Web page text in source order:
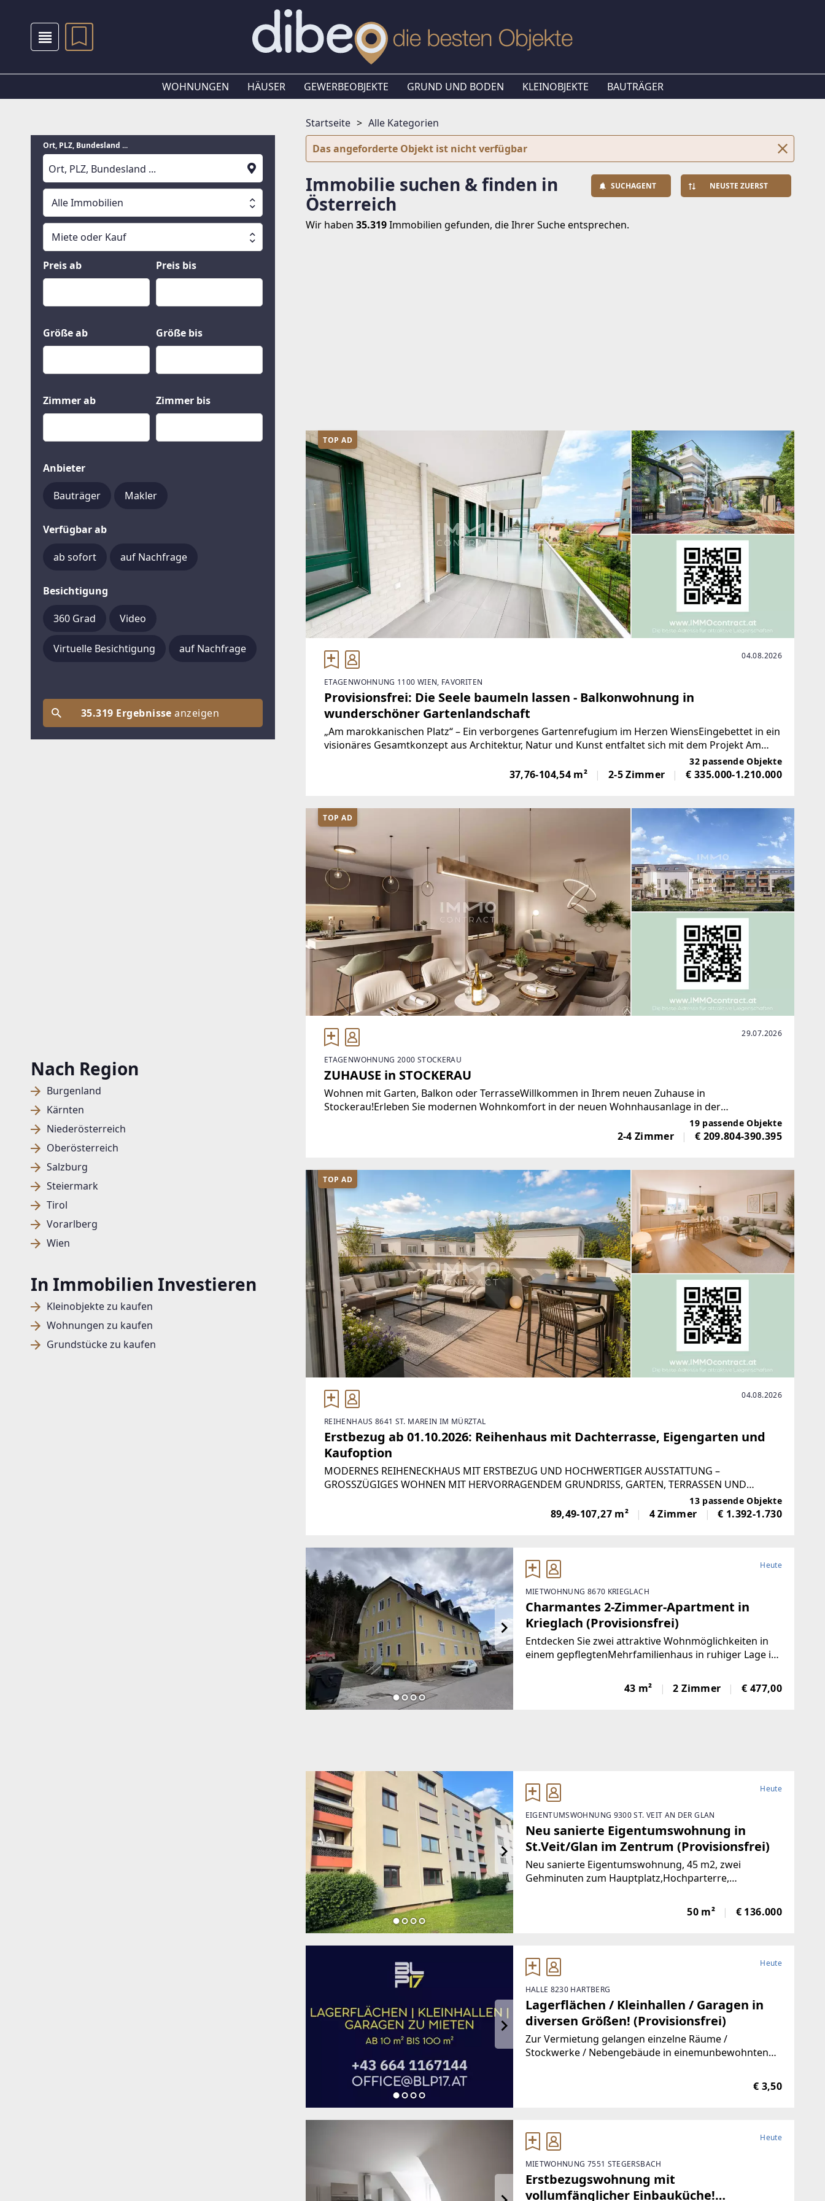
WOHNUNGEN HÄUSER GEWERBEOBJEKTE GRUND UND BODEN KLEINOBJEKTE BAUTRÄGER
Ort, PLZ, Bundesland ...
Suche läuft
Alle Immobilien
Alle Immobilien
Häuser
Grund und Boden
Miete oder Kauf
Miete oder Kauf
Kauf
Preis ab Preis bis
Größe ab Größe bis
Zimmer ab Zimmer bis
Anbieter
Bauträger Makler
Verfügbar ab
ab sofort auf Nachfrage
Besichtigung
360 Grad Video
Virtuelle Besichtigung auf Nachfrage
35.319 Ergebnisseanzeigen
Nach Region
Burgenland
Kärnten
Niederösterreich
Oberösterreich
Salzburg
Steiermark
Tirol
Vorarlberg
Wien
In Immobilien Investieren
Kleinobjekte zu kaufen
Wohnungen zu kaufen
Grundstücke zu kaufen
Startseite
Alle Kategorien
Das angeforderte Objekt ist nicht verfügbar
Immobilie suchen & finden in
Österreich
SUCHAGENT NEUSTE ZUERST
Wir haben 35.319Immobilien gefunden, die Ihrer Suche entsprechen.
TOP AD
04.08.2026
ETAGENWOHNUNG 1100 WIEN, FAVORITEN
Provisionsfrei: Die Seele baumeln lassen - Balkonwohnung in
wunderschöner Gartenlandschaft
„Am marokkanischen Platz“ – Ein verborgenes Gartenrefugium im Herzen WiensEingebettet in ein
visionäres Gesamtkonzept aus Architektur, Natur und Kunst entfaltet sich mit dem Projekt Am
32 passende Objekte
37,76-104,54 m² 2-5 Zimmer € 335.000-1.210.000
TOP AD
29.07.2026
ETAGENWOHNUNG 2000 STOCKERAU
ZUHAUSE in STOCKERAU
Wohnen mit Garten, Balkon oder TerrasseWillkommen in Ihrem neuen Zuhause in
Stockerau!Erleben Sie modernen Wohnkomfort in der neuen Wohnhausanlage in der
Pragerstraße. Dieses beeindruckende Projekt umfasst 59 stilvolle Wohneinheiten, die19 passende Objekte
2-4 Zimmer € 209.804-390.395
TOP AD
04.08.2026
REIHENHAUS 8641 ST. MAREIN IM MÜRZTAL
Erstbezug ab 01.10.2026: Reihenhaus mit Dachterrasse, Eigengarten und
Kaufoption
MODERNES REIHENECKHAUS MIT ERSTBEZUG UND HOCHWERTIGER AUSSTATTUNG –
GROSSZÜGIGES WOHNEN MIT HERVORRAGENDEM GRUNDRISS, GARTEN, TERRASSEN UND
PARKMÖGLICHKEITENDieses ansprechende Reiheneckhaus besticht durch ERSTBEZUG und eine
13 passende Objekte
89,49-107,27 m² 4 Zimmer € 1.392-1.730
Heute
MIETWOHNUNG 8670 KRIEGLACH
Charmantes 2-Zimmer-Apartment in
Krieglach (Provisionsfrei)
Entdecken Sie zwei attraktive Wohnmöglichkeiten in
einem gepflegtenMehrfamilienhaus in ruhiger Lage in
BruttoFrisch und wie neu: Diese 43 m² große Wohnung
wurde komplett saniert. NeueKüche,
43 m² 2 Zimmer € 477,00
Heute
EIGENTUMSWOHNUNG 9300 ST. VEIT AN DER GLAN
Neu sanierte Eigentumswohnung in
St.Veit/Glan im Zentrum (Provisionsfrei)
Neu sanierte Eigentumswohnung, 45 m2, zwei
Gehminuten zum Hauptplatz,Hochparterre,
Grüne, mangelangt über nur 4 Stufen in die Wohnung,
Kindergarten, Volksschule,Mittelschule, Gymnasium,
50 m² € 136.000
Heute
HALLE 8230 HARTBERG
Lagerflächen / Kleinhallen / Garagen in
diversen Größen! (Provisionsfrei)
Zur Vermietung gelangen einzelne Räume /
Stockwerke / Nebengebäude in einemunbewohnten
Räumlichkeiten, stehen Ihnen Größen vonca. 10 m² bis
€ 3,50
Heute
MIETWOHNUNG 7551 STEGERSBACH
Erstbezugswohnung mit
vollumfänglicher Einbauküche!